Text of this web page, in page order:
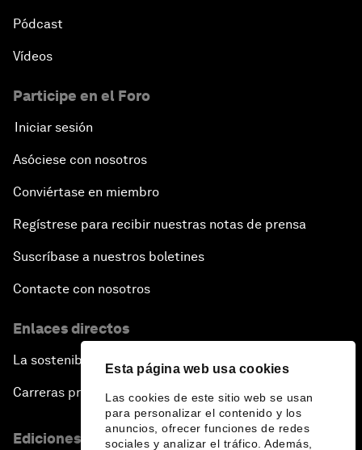
Esta página web usa cookies
Las cookies de este sitio web se usan
para personalizar el contenido y los
anuncios, ofrecer funciones de redes
sociales y analizar el tráfico. Además,
Pódcast
Vídeos
Participe en el Foro
Iniciar sesión
Asóciese con nosotros
Conviértase en miembro
Regístrese para recibir nuestras notas de prensa
Suscríbase a nuestros boletines
Contacte con nosotros
Enlaces directos
La sostenibilidad en el Foro
Carreras profesionales
Ediciones en otros idiomas